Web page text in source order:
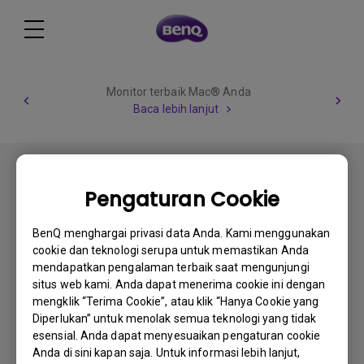
Pengaturan Cookie
BenQ menghargai privasi data Anda. Kami menggunakan
cookie dan teknologi serupa untuk memastikan Anda
mendapatkan pengalaman terbaik saat mengunjungi
situs web kami. Anda dapat menerima cookie ini dengan
mengklik “Terima Cookie”, atau klik “Hanya Cookie yang
Diperlukan” untuk menolak semua teknologi yang tidak
esensial. Anda dapat menyesuaikan pengaturan cookie
Anda di sini kapan saja. Untuk informasi lebih lanjut,
Monitor terbaik Mac® Anda
Baca lebih lanjut
Berlangganan
Produk
Proyektor
Monitor
Solusi